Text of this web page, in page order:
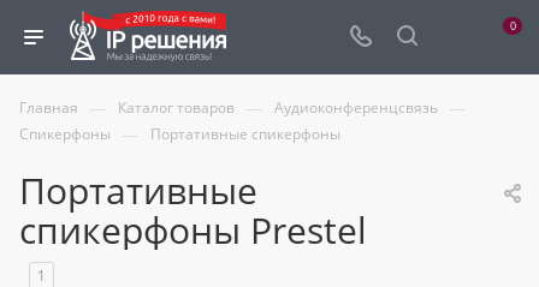
0
Главная — Каталог товаров — Аудиоконференцсвязь —
Спикерфоны — Портативные спикерфоны
Портативные
спикерфоны Prestel
1